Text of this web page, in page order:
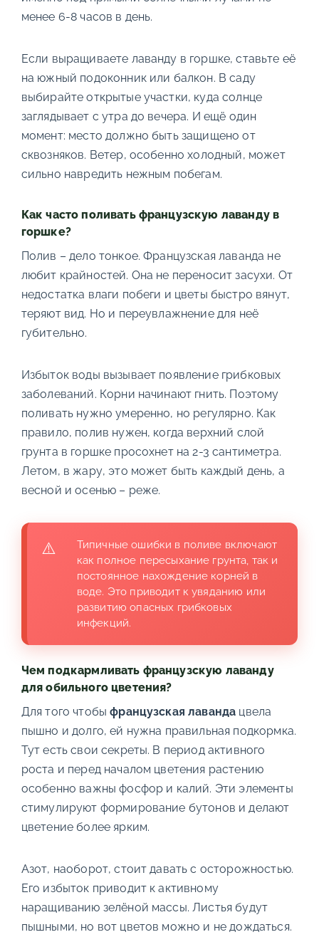
менее 6-8 часов в день.
Если выращиваете лаванду в горшке, ставьте её
на южный подоконник или балкон. В саду
выбирайте открытые участки, куда солнце
заглядывает с утра до вечера. И ещё один
момент: место должно быть защищено от
сквозняков. Ветер, особенно холодный, может
сильно навредить нежным побегам.
Как часто поливать французскую лаванду в
горшке?
Полив – дело тонкое. Французская лаванда не
любит крайностей. Она не переносит засухи. От
недостатка влаги побеги и цветы быстро вянут,
теряют вид. Но и переувлажнение для неё
губительно.
Избыток воды вызывает появление грибковых
заболеваний. Корни начинают гнить. Поэтому
поливать нужно умеренно, но регулярно. Как
правило, полив нужен, когда верхний слой
грунта в горшке просохнет на 2-3 сантиметра.
Летом, в жару, это может быть каждый день, а
весной и осенью – реже.
Типичные ошибки в поливе включают
как полное пересыхание грунта, так и
постоянное нахождение корней в
воде. Это приводит к увяданию или
развитию опасных грибковых
инфекций.
Чем подкармливать французскую лаванду
для обильного цветения?
Для того чтобыфранцузская лаванда цвела
пышно и долго, ей нужна правильная подкормка.
Тут есть свои секреты. В период активного
роста и перед началом цветения растению
особенно важны фосфор и калий. Эти элементы
стимулируют формирование бутонов и делают
цветение более ярким.
Азот, наоборот, стоит давать с осторожностью.
Его избыток приводит к активному
наращиванию зелёной массы. Листья будут
пышными, но вот цветов можно и не дождаться.